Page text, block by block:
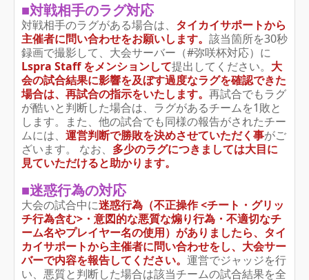
■対戦相手のラグ対応
対戦相手のラグがある場合は、 タイカイサポートから
主催者に問い合わせをお願いします。 該当箇所を30秒
録画で撮影して、大会サーバー（#弥咲杯対応）に
Lspra Staff をメンションして提出してください。 大
会の試合結果に影響を及ぼす過度なラグを確認できた
場合は、再試合の指示をいたします。 再試合でもラグ
が酷いと判断した場合は、ラグがあるチームを1敗と
します。また、他の試合でも同様の報告がされたチー
ムには、 運営判断で勝敗を決めさせていただく事がご
ざいます。 なお、 多少のラグにつきましては大目に
見ていただけると助かります。
■迷惑行為の対応
大会の試合中に迷惑行為（不正操作 <チート・グリッ
チ行為含む>・意図的な悪質な煽り行為・不適切なチ
ーム名やプレイヤー名の使用）がありましたら、タイ
カイサポートから主催者に問い合わせをし、大会サー
バーで内容を報告してください。 運営でジャッジを行
い、悪質と判断した場合は該当チームの試合結果を全